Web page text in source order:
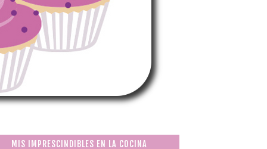
MIS IMPRESCINDIBLES EN LA COCINA